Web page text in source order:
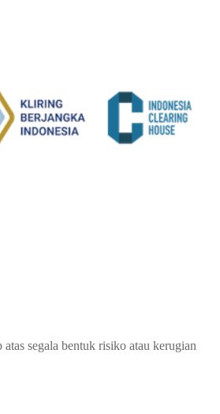
segala bentuk risiko atau kerugian